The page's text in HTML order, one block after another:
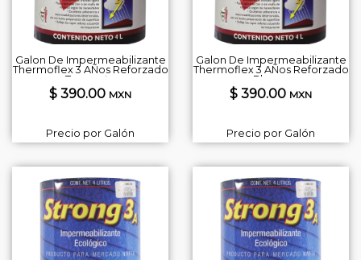
Galon De Impermeabilizante
Thermoflex 3 AÑos Reforzado
Terracota
$ 390.00 MXN
Precio por Galón
Galon De Impermeabilizante
Thermoflex 3 AÑos Reforzado
Blanco
$ 390.00 MXN
Precio por Galón